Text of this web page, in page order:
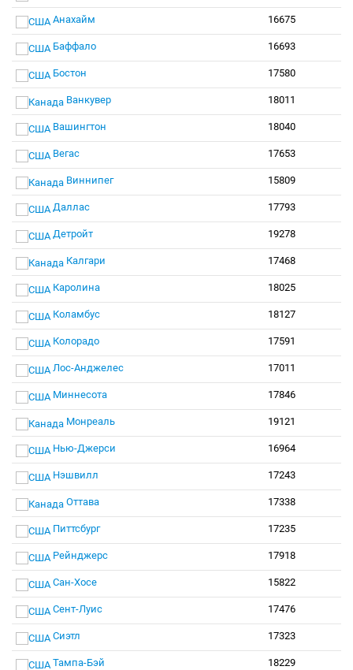
Анахайм 16675
Баффало 16693
Бостон 17580
Ванкувер 18011
Вашингтон 18040
Вегас 17653
Виннипег 15809
Даллас 17793
Детройт 19278
Калгари 17468
Каролина 18025
Коламбус 18127
Колорадо 17591
Лос-Анджелес 17011
Миннесота 17846
Монреаль 19121
Нью-Джерси 16964
Нэшвилл 17243
Оттава 17338
Питтсбург 17235
Рейнджерс 17918
Сан-Хосе 15822
Сент-Луис 17476
Сиэтл 17323
Тампа-Бэй 18229